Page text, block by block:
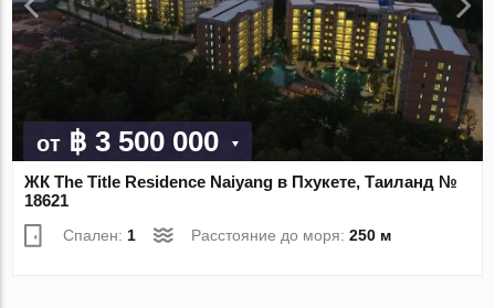
от ฿ 3 500 000
ЖК The Title Residence Naiyang в Пхукете, Таиланд №
18621
Спален: 1 Расстояние до моря:250 м